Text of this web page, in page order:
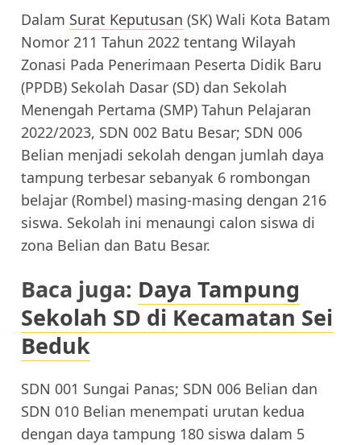
Dalam Surat Keputusan (SK) Wali Kota Batam
Nomor 211 Tahun 2022 tentang Wilayah
Zonasi Pada Penerimaan Peserta Didik Baru
(PPDB) Sekolah Dasar (SD) dan Sekolah
Menengah Pertama (SMP) Tahun Pelajaran
2022/2023, SDN 002 Batu Besar; SDN 006
Belian menjadi sekolah dengan jumlah daya
tampung terbesar sebanyak 6 rombongan
belajar (Rombel) masing-masing dengan 216
siswa. Sekolah ini menaungi calon siswa di
zona Belian dan Batu Besar.
Baca juga: Daya Tampung
Sekolah SD di Kecamatan Sei
Beduk
SDN 001 Sungai Panas; SDN 006 Belian dan
SDN 010 Belian menempati urutan kedua
dengan daya tampung 180 siswa dalam 5